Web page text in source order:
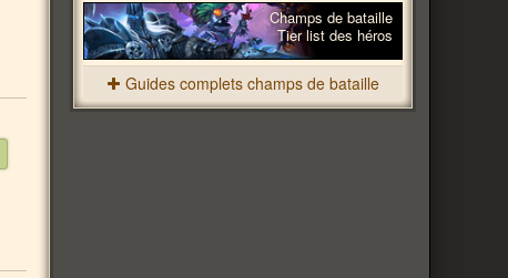
Champs de bataille
Tier list des héros
Guides complets champs de bataille